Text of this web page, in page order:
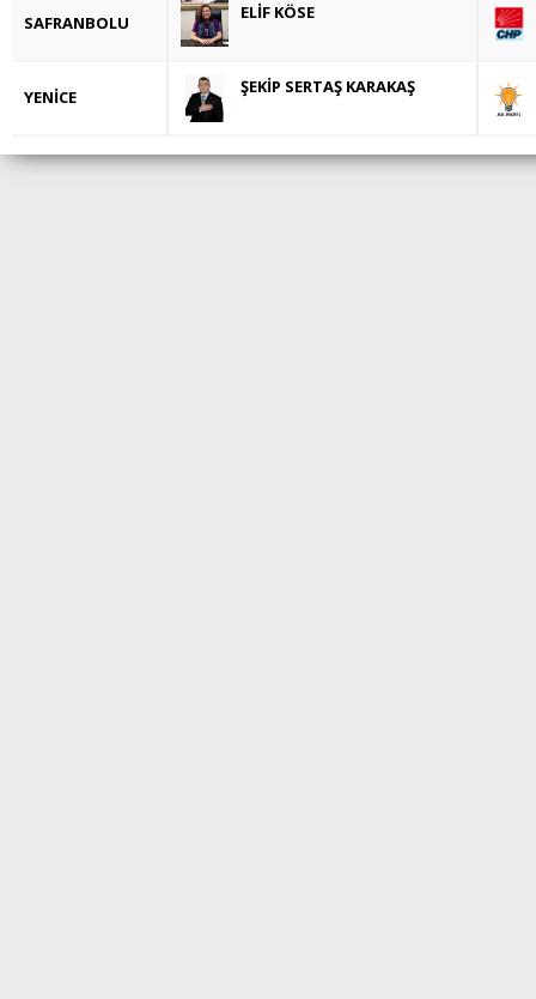
SAFRANBOLU ELİF KÖSE
YENİCE ŞEKİP SERTAŞ KARAKAŞ